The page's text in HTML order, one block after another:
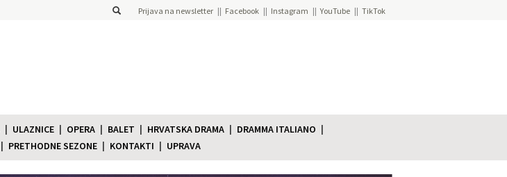
Prijava na newsletter Facebook Instagram YouTube TikTok
ULAZNICE OPERA BALET HRVATSKA DRAMA
DRAMMA ITALIANO
PRETHODNE SEZONE KONTAKTI UPRAVA